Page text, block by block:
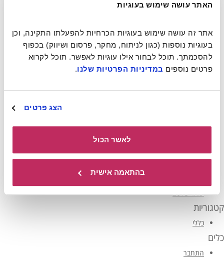
האתר עושה שימוש בעוגיות
פרטים נוספים במדיניות הפרטיות שלנו.
הצג פרטים
לאשר הכול
בהתאמה אישית
מרץ 2020
נובמבר 2018
מאי 2018
אפריל 2018
דצמבר 2017
מרץ 2017
מרץ 2016
ינואר 2015
קטגוריות
כללי
כלים
התחבר